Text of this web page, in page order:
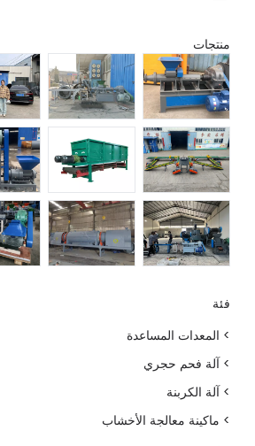
منتجات
فئة
> المعدات المساعدة
> آلة فحم حجري
> آلة الكربنة
> ماكينة معالجة الأخشاب